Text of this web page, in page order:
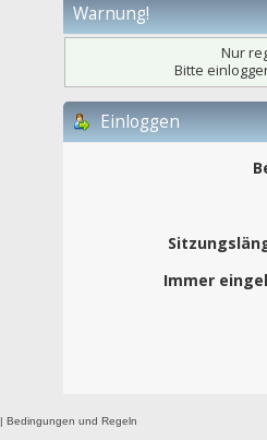
Warnung!
Nur
Bitte
Einloggen
Immer
|Bedingungen und Regeln